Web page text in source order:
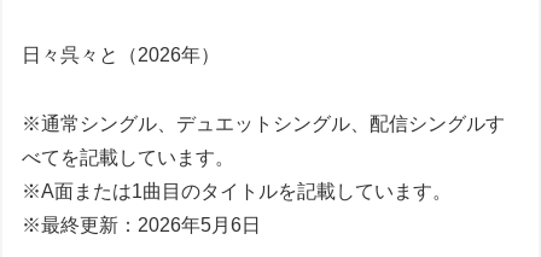
日々呉々と（2026年）
※通常シングル、デュエットシングル、配信シングルす
べてを記載しています。
※A面または1曲目のタイトルを記載しています。
※最終更新：2026年5月6日